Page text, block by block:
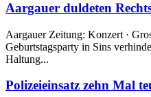
Aargauer duldeten
Aargauer Zeitung: Konzert ·
Geburtstagsparty in Sins
Haltung...
Polizeieinsatz zehn Mal